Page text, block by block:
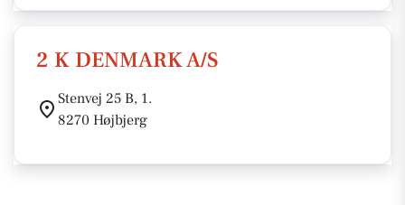
2 K DENMARK A/S
Stenvej 25 B, 1.
8270 Højbjerg